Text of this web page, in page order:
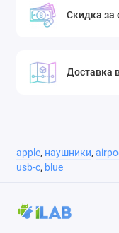
Скидка за
Доставка
apple, наушники,
usb-c, blue